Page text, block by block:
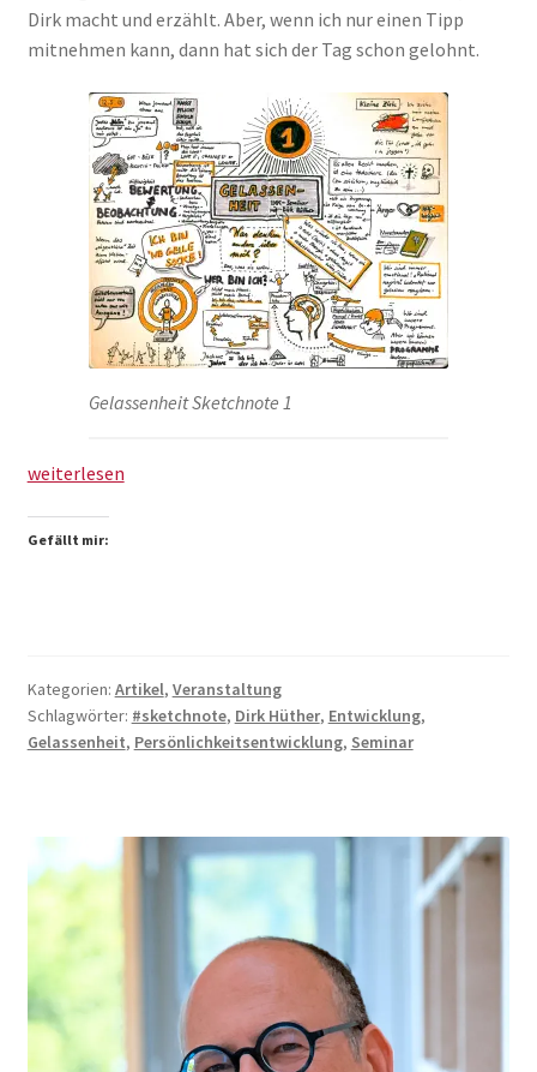
Dirk macht und erzählt. Aber, wenn ich nur einen Tipp
mitnehmen kann, dann hat sich der Tag schon gelohnt.
Gelassenheit Sketchnote 1
Gelassenheit
Seminar
weiterlesen
Gefällt mir:
Kategorien: Artikel, Veranstaltung
Schlagwörter: #sketchnote, Dirk Hüther, Entwicklung,
Gelassenheit, Persönlichkeitsentwicklung, Seminar